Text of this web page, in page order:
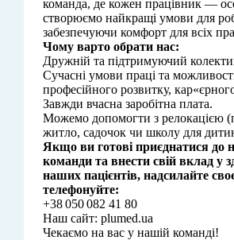
команда, де кожен працівник —
створюємо найкращі умови для
забезпечуючи комфорт для всіх
Чому варто обрати нас:
Дружній та підтримуючий
Сучасні умови праці та
професійного розвитку,
Завжди вчасна заробітна плата.
Можемо допомогти з релокацією
житло, садочок чи школу для
Якщо ви готові приєднатися до
команди та внести свій вклад у
наших пацієнтів, надсилайте
телефонуйте:
+38 050 082 41 80
Наш сайт: plumed.ua
Чекаємо на вас у нашій команді!